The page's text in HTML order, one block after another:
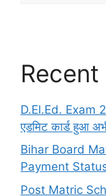
D.El.Ed. Exam
एडमिट कार्ड हुआ
Bihar Board
Payment
Post Matric